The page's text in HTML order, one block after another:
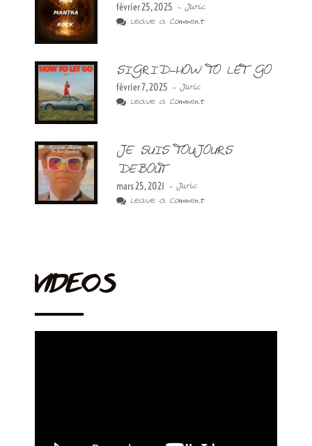
février 25, 2025 - Juric
Leave a Comment
SIGRID-HOW TO LET GO
février 7, 2025 - Juric
Leave a Comment
JE SUIS TOUJOURS
DEBOUT
mars 25, 2021 - Juric
Leave a Comment
VIDEOS